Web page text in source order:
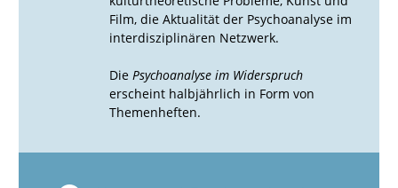
Film, die Aktualität der Psychoanalyse im
interdisziplinären Netzwerk.
Die Psychoanalyse im Widerspruch
erscheint halbjährlich in Form von
Themenheften.